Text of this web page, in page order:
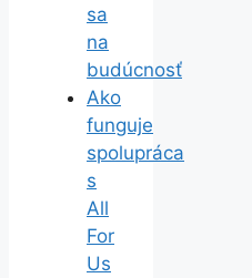
sa
na
budúcnosť
Ako
funguje
spolupráca
s
All
For
Us